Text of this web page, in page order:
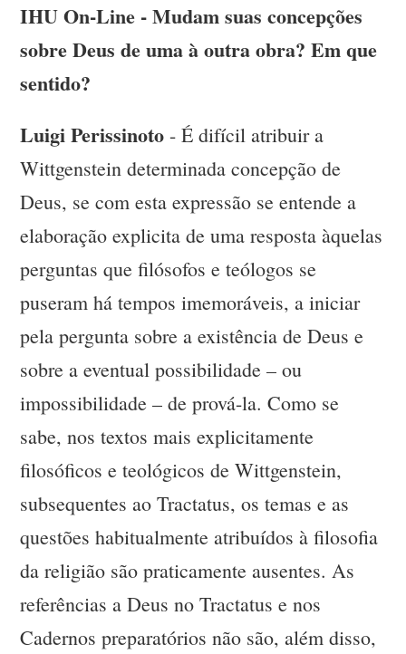
IHU On-Line - Mudam suas concepções
sobre Deus de uma à outra obra? Em que
sentido?
Luigi Perissinoto - É difícil atribuir a
Wittgenstein determinada concepção de
Deus, se com esta expressão se entende a
elaboração explicita de uma resposta àquelas
perguntas que filósofos e teólogos se
puseram há tempos imemoráveis, a iniciar
pela pergunta sobre a existência de Deus e
sobre a eventual possibilidade – ou
impossibilidade – de prová-la. Como se
sabe, nos textos mais explicitamente
filosóficos e teológicos de Wittgenstein,
subsequentes ao Tractatus, os temas e as
questões habitualmente atribuídos à filosofia
da religião são praticamente ausentes. As
referências a Deus no Tractatus e nos
Cadernos preparatórios não são, além disso,